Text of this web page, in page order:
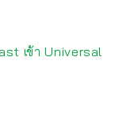
เข้า Universal